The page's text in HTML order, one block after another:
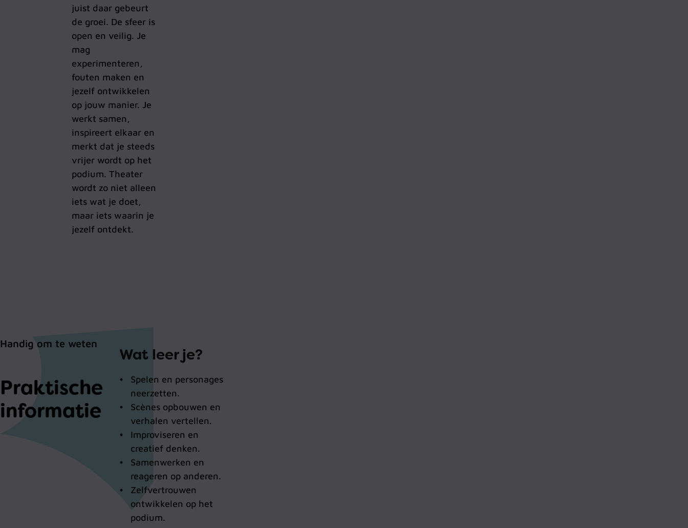
juist daar gebeurt
de groei. De sfeer is
open en veilig. Je
mag
experimenteren,
fouten maken en
jezelf ontwikkelen
op jouw manier. Je
werkt samen,
inspireert elkaar en
merkt dat je steeds
vrijer wordt op het
podium. Theater
wordt zo niet alleen
iets wat je doet,
maar iets waarin je
jezelf ontdekt.
Praktische
informatie
Handig om te weten
Wat leer je?
Spelen en personages
neerzetten.
Scènes opbouwen en
verhalen vertellen.
Improviseren en
creatief denken.
Samenwerken en
reageren op anderen.
Zelfvertrouwen
ontwikkelen op het
podium.